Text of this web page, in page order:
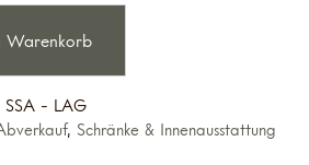
Warenkorb
SSA - LAG
, Schränke & Innenausstattung